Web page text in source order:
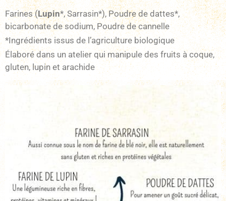
Farines (Lupin*, Sarrasin*), Poudre de dattes*,
bicarbonate de sodium, Poudre de cannelle
*Ingrédients issus de l’agriculture biologique
Élaboré dans un atelier qui manipule des fruits à coque,
gluten, lupin et arachide